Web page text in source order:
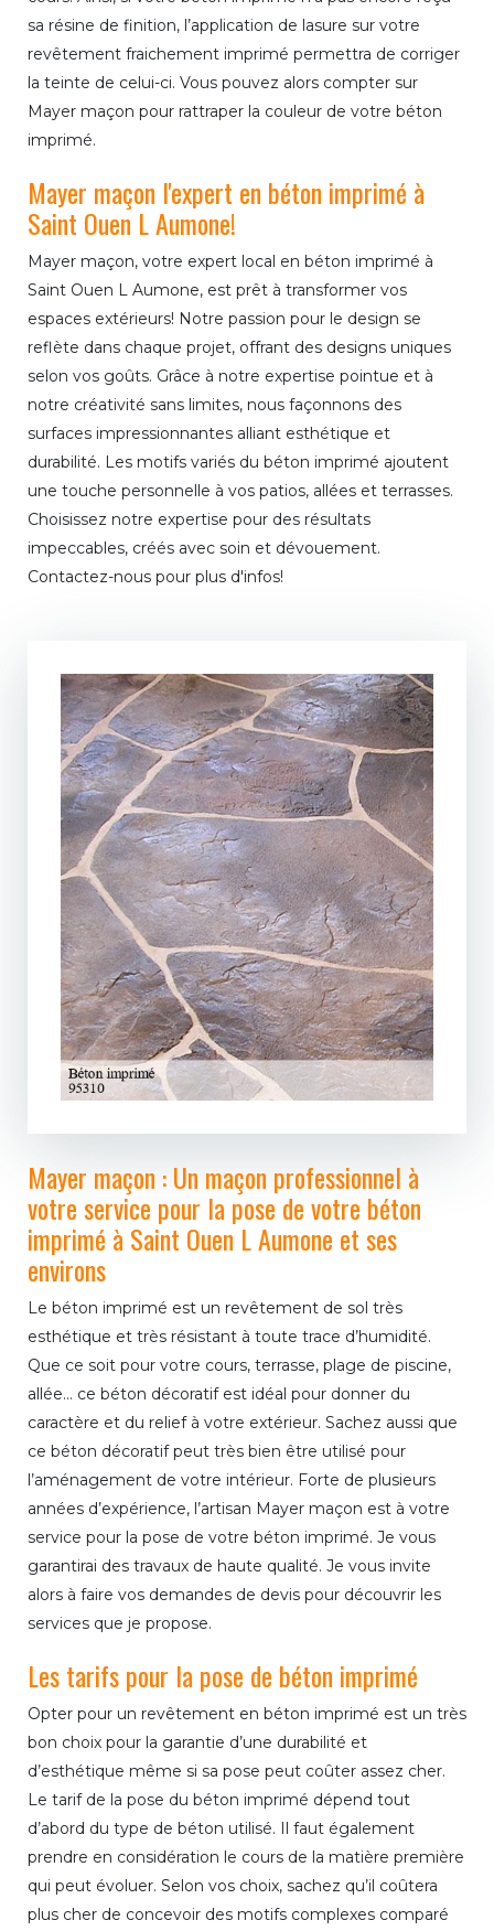
sa résine de finition, l’application de lasure sur votre
revêtement fraichement imprimé permettra de corriger
la teinte de celui-ci. Vous pouvez alors compter sur
Mayer maçon pour rattraper la couleur de votre béton
imprimé.
Mayer maçon l'expert en béton imprimé à
Saint Ouen L Aumone!
Mayer maçon, votre expert local en béton imprimé à
Saint Ouen L Aumone, est prêt à transformer vos
espaces extérieurs! Notre passion pour le design se
reflète dans chaque projet, offrant des designs uniques
selon vos goûts. Grâce à notre expertise pointue et à
notre créativité sans limites, nous façonnons des
surfaces impressionnantes alliant esthétique et
durabilité. Les motifs variés du béton imprimé ajoutent
une touche personnelle à vos patios, allées et terrasses.
Choisissez notre expertise pour des résultats
impeccables, créés avec soin et dévouement.
Contactez-nous pour plus d'infos!
Mayer maçon : Un maçon professionnel à
votre service pour la pose de votre béton
imprimé à Saint Ouen L Aumone et ses
environs
Le béton imprimé est un revêtement de sol très
esthétique et très résistant à toute trace d’humidité.
Que ce soit pour votre cours, terrasse, plage de piscine,
allée… ce béton décoratif est idéal pour donner du
caractère et du relief à votre extérieur. Sachez aussi que
ce béton décoratif peut très bien être utilisé pour
l’aménagement de votre intérieur. Forte de plusieurs
années d’expérience, l’artisan Mayer maçon est à votre
service pour la pose de votre béton imprimé. Je vous
garantirai des travaux de haute qualité. Je vous invite
alors à faire vos demandes de devis pour découvrir les
services que je propose.
Les tarifs pour la pose de béton imprimé
Opter pour un revêtement en béton imprimé est un très
bon choix pour la garantie d’une durabilité et
d’esthétique même si sa pose peut coûter assez cher.
Le tarif de la pose du béton imprimé dépend tout
d’abord du type de béton utilisé. Il faut également
prendre en considération le cours de la matière première
qui peut évoluer. Selon vos choix, sachez qu’il coûtera
plus cher de concevoir des motifs complexes comparé